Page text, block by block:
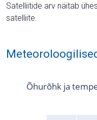
Satelliitide arv näitab
satelliite.
Õhurõhk ja